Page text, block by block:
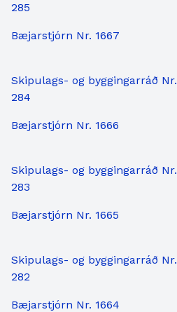
285
Bæjarstjórn Nr. 1667
Skipulags- og byggingarráð Nr.
284
Bæjarstjórn Nr. 1666
Skipulags- og byggingarráð Nr.
283
Bæjarstjórn Nr. 1665
Skipulags- og byggingarráð Nr.
282
Bæjarstjórn Nr. 1664